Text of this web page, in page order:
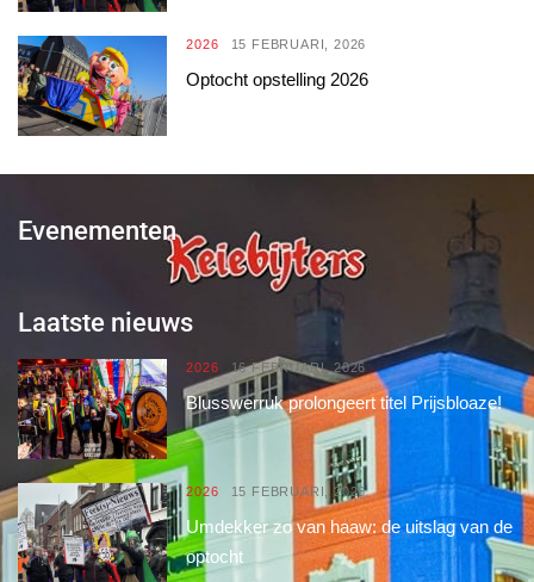
2026 15 FEBRUARI, 2026
Optocht opstelling 2026
Evenementen
Laatste nieuws
2026 16 FEBRUARI, 2026
Blusswerruk prolongeert titel Prijsbloaze!
2026 15 FEBRUARI, 2026
Umdekker zo van haaw: de uitslag van de
optocht